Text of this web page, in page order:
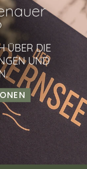
ÜBER DIE
UND